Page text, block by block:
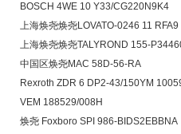
BOSCH 4WE 10 Y33/CG220N9K4
上海焕尧焕尧LOVATO-0246 11
上海焕尧焕尧TALYROND 155-
中国区焕尧MAC 58D-56-RA
Rexroth ZDR 6 DP2-43/150YM
VEM 188529/008H
焕尧 Foxboro SPI 986-BIDS2EBBNA